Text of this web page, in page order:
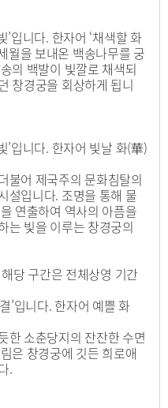
입니다. 한자어 ‘채색할 화
월을 보내온 백송나무를 궁
의 백발이 빛깔로 채색되
창경궁을 회상하게 됩니
’입니다. 한자어 빛날 화(華)
불어 제국주의 문화침탈의
설입니다. 조명을 통해 물
연출하여 역사의 아픔을
는 빛을 이루는 창경궁의
당 구간은 전체상영 기간
’입니다. 한자어 예쁠 화
한 소춘당지의 잔잔한 수면
은 창경궁에 깃든 희로애
.